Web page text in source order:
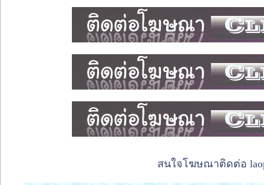
สนใจโฆษณาติดต่อ